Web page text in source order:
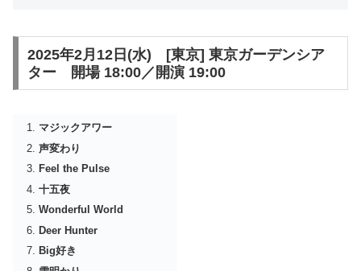
2025年2月12日(水) [東京] 東京ガーデンシア
ター 開場 18:00／開演 19:00
マジックアワー
声変わり
Feel the Pulse
十五夜
Wonderful World
Deer Hunter
Big好き